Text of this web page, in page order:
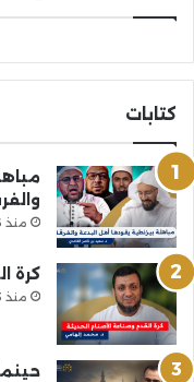
كتابات
منذ 6 أيام
كرة
منذ 3 أسابيع